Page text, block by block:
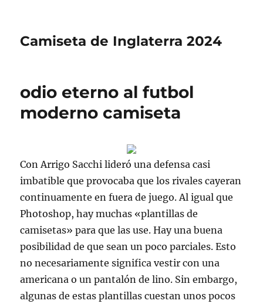
Camiseta de Inglaterra 2024
odio eterno al futbol
moderno camiseta
Con Arrigo Sacchi lideró una defensa casi
imbatible que provocaba que los rivales cayeran
continuamente en fuera de juego. Al igual que
Photoshop, hay muchas «plantillas de
camisetas» para que las use. Hay una buena
posibilidad de que sean un poco parciales. Esto
no necesariamente significa vestir con una
americana o un pantalón de lino. Sin embargo,
algunas de estas plantillas cuestan unos pocos